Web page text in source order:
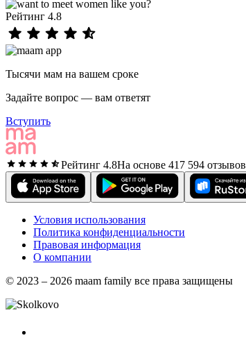
Рейтинг 4.8
Тысячи мам на вашем сроке
Задайте вопрос — вам ответят
Вступить
Рейтинг 4.8На основе 417 594 отзывов
Условия использования
Политика конфиденциальности
Правовая информация
О компании
© 2023 – 2026 maam family все права защищены